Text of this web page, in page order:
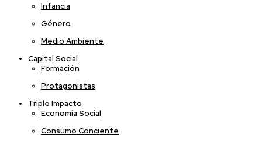
Infancia
Género
Medio Ambiente
Capital Social
Formación
Protagonistas
Triple Impacto
Economía Social
Consumo Conciente